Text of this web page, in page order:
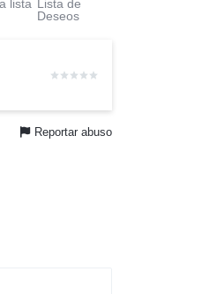
Lista de
Deseos
Reportar abuso